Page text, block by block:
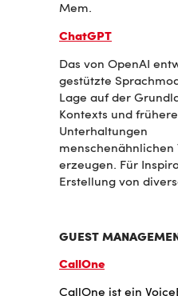
Mem.
ChatGPT
Das von OpenAI
gestützte
Lage auf der
Kontexts und
Unterhaltungen
menschenähnlichen
erzeugen. Für
Erstellung von
GUEST
CallOne
CallOne ist ein